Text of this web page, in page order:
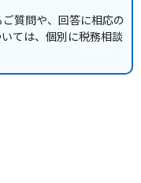
質問や、回答に相応の
ては、個別に税務相談